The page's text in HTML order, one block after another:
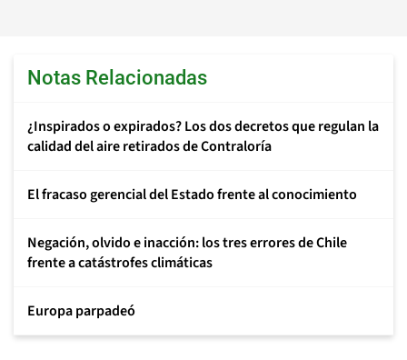
Notas Relacionadas
¿Inspirados o expirados? Los dos decretos que regulan la
calidad del aire retirados de Contraloría
El fracaso gerencial del Estado frente al conocimiento
Negación, olvido e inacción: los tres errores de Chile
frente a catástrofes climáticas
Europa parpadeó